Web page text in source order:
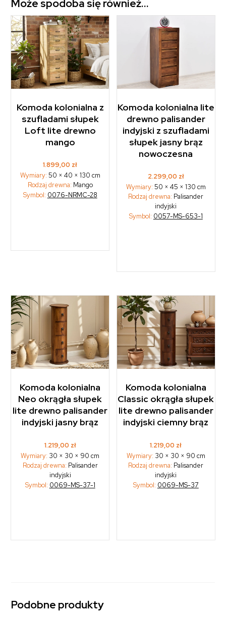
Może spodoba się również…
Komoda kolonialna z
szufladami słupek
Loft lite drewno
mango
1.899,00 zł
Wymiary: 50 × 40 × 130 cm
Rodzaj drewna: Mango
Symbol: 0076-NRMC-28
Komoda kolonialna lite
drewno palisander
indyjski z szufladami
słupek jasny brąz
nowoczesna
2.299,00 zł
Wymiary: 50 × 45 × 130 cm
Rodzaj drewna: Palisander
indyjski
Symbol: 0057-MS-653-1
Komoda kolonialna
Neo okrągła słupek
lite drewno palisander
indyjski jasny brąz
1.219,00 zł
Wymiary: 30 × 30 × 90 cm
Rodzaj drewna: Palisander
indyjski
Symbol: 0069-MS-37-1
Komoda kolonialna
Classic okrągła słupek
lite drewno palisander
indyjski ciemny brąz
1.219,00 zł
Wymiary: 30 × 30 × 90 cm
Rodzaj drewna: Palisander
indyjski
Symbol: 0069-MS-37
Podobne produkty